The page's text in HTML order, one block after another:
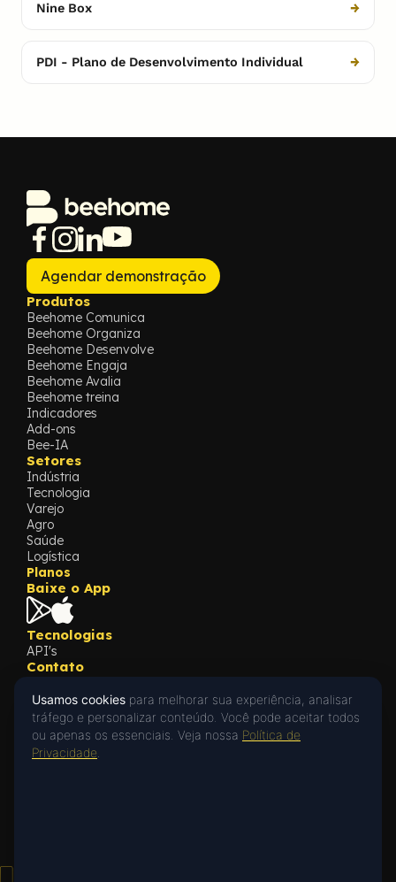
Nine Box →
PDI - Plano de Desenvolvimento Individual →
Agendar demonstração
Produtos
Beehome Comunica
Beehome Organiza
Beehome Desenvolve
Beehome Engaja
Beehome Avalia
Beehome treina
Indicadores
Add-ons
Bee-IA
Setores
Indústria
Tecnologia
Varejo
Agro
Saúde
Logística
Planos
Baixe o App
Tecnologias
API's
Contato
Conteúdos
Blog
Cases
What's New
Privacidade
Usamos cookies para melhorar sua experiência, analisar
tráfego e personalizar conteúdo. Você pode aceitar todos
ou apenas os essenciais. Veja nossa Política de
Privacidade